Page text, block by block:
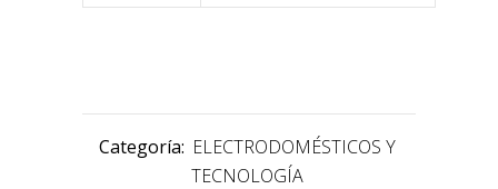
Categoría: ELECTRODOMÉSTICOS Y
TECNOLOGÍA